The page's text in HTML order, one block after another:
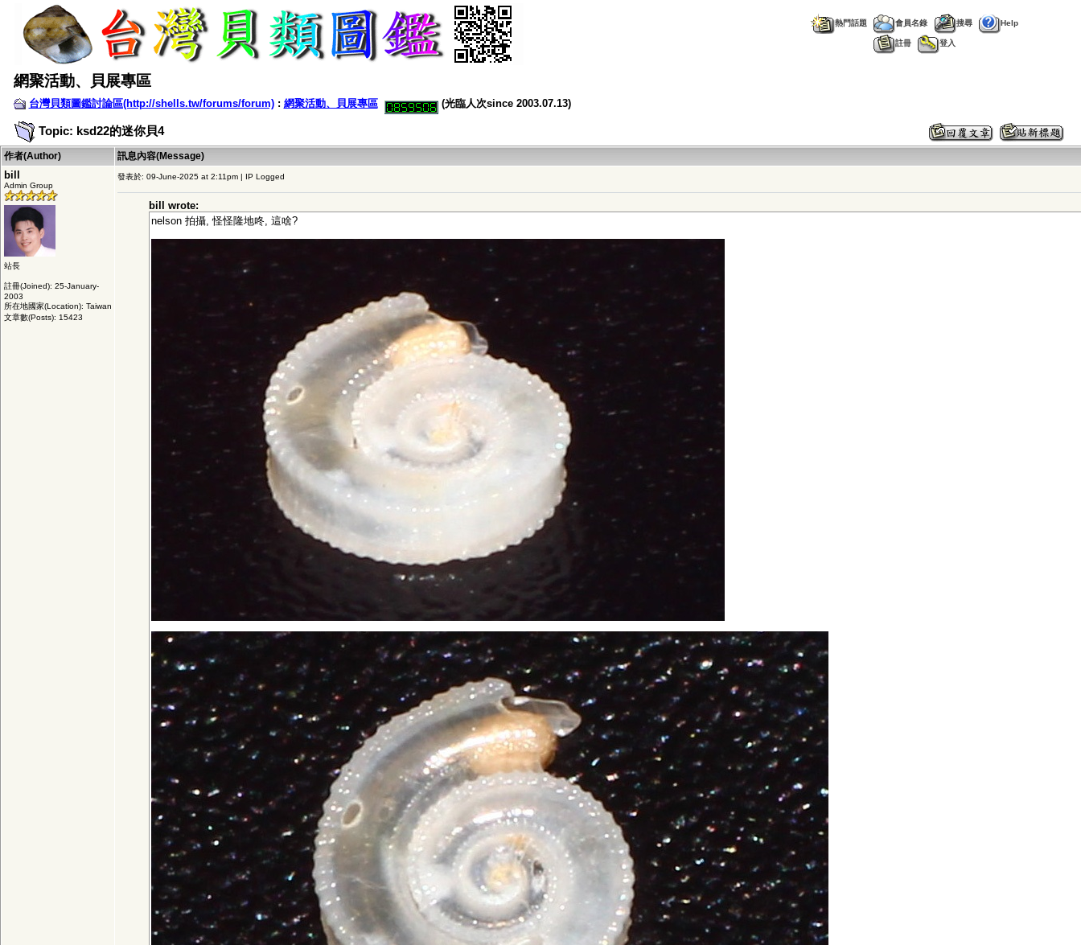
熱門話題 會員名錄 搜尋 Help
註冊 登入
網聚活動、貝展專區
台灣貝類圖鑑討論區(http://shells.tw/forums/forum): 網聚活動、貝展專區 (光臨人次since 2003.07.13)
Topic: ksd22的迷你貝4
作者(Author) 訊息內容(Message)
bill
Admin Group
站長
註冊(Joined): 25-January-
2003
所在地國家(Location): Taiwan
文章數(Posts): 15423
發表於: 09-June-2025 at 2:11pm | IP Logged
bill wrote:
nelson 拍攝, 怪怪隆地咚, 這啥?